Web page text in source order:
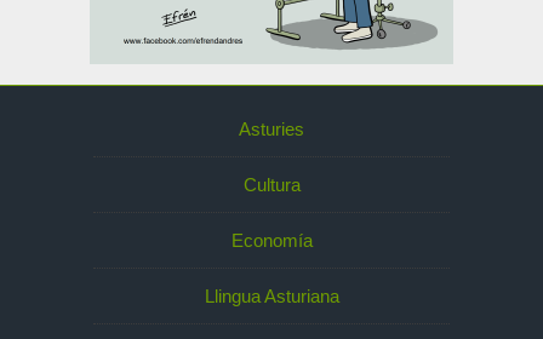
Asturies
Cultura
Economía
Llingua Asturiana